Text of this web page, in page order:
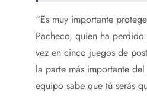
“Es muy importante
Pacheco, quien ha
vez en cinco juegos de
la parte más importante
equipo sabe que tú serás